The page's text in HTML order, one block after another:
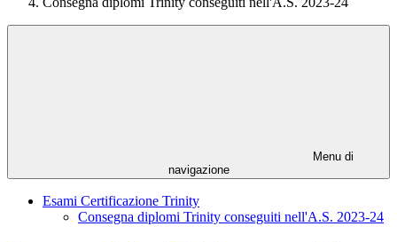
Menu di
navigazione
Esami Certificazione Trinity
Consegna diplomi Trinity conseguiti nell'A.S. 2023-24